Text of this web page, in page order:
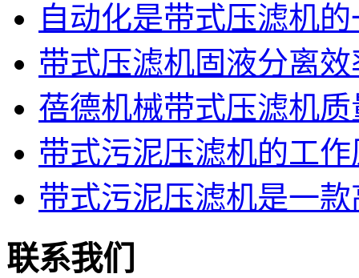
自动化是带式压滤机
带式压滤机固液分离
蓓德机械带式压滤机
带式污泥压滤机的工
带式污泥压滤机是一
联系我们